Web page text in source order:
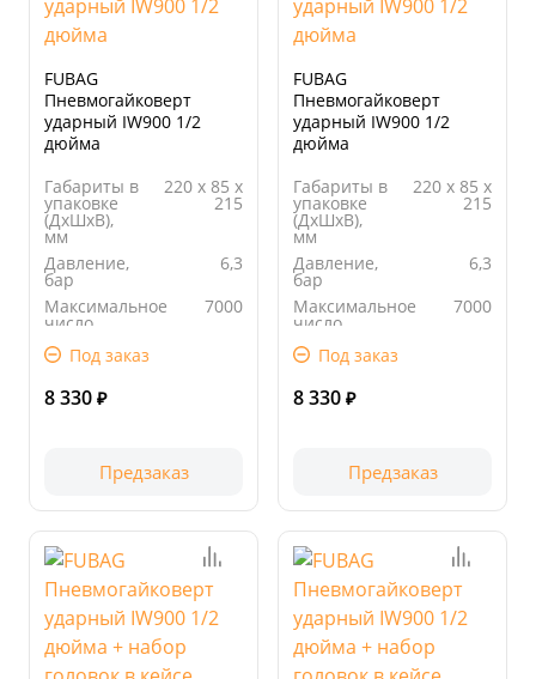
FUBAG
Пневмогайковерт
ударный IW900 1/2
дюйма
Габариты в
упаковке
(ДхШхВ),
мм
220 х 85 х
215
Давление,
бар
6,3
Максимальное
число
об/мин
7000
Под заказ
8 330 ₽
Предзаказ
FUBAG
Пневмогайковерт
ударный IW900 1/2
дюйма
Габариты в
упаковке
(ДхШхВ),
мм
220 х 85 х
215
Давление,
бар
6,3
Максимальное
число
об/мин
7000
Под заказ
8 330 ₽
Предзаказ